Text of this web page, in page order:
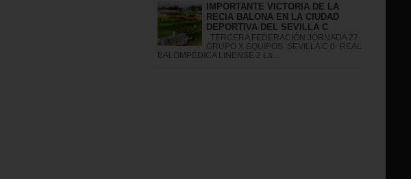
IMPORTANTE VICTORIA DE LA
RECIA BALONA EN LA CIUDAD
DEPORTIVA DEL SEVILLA C
TERCERA FEDERACIÓN JORNADA 27
GRUPO X EQUIPOS SEVILLA C 0- REAL
BALOMPÉDICA LINENSE 2 La ...